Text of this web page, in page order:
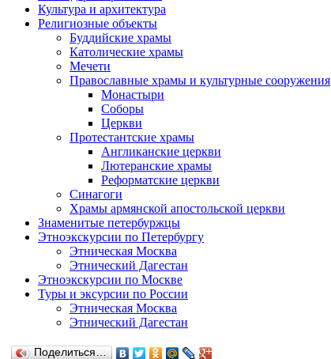
Культура и архитектура
Религиозные объекты
Буддийские храмы
Католические храмы
Мечети
Православные храмы и культурные сооружения
Монастыри
Соборы
Церкви
Протестантские храмы
Англиканские церкви
Лютеранские храмы
Реформатские церкви
Синагоги
Храмы армянской апостольской церкви
Знаменитые петербуржцы
Этноэкскурсии по Петербургу
Этническая Москва
Этнический Дагестан
Этноэкскурсии по Москве
Туры и эксурсии по России
Этническая Москва
Этнический Дагестан
Поделиться…